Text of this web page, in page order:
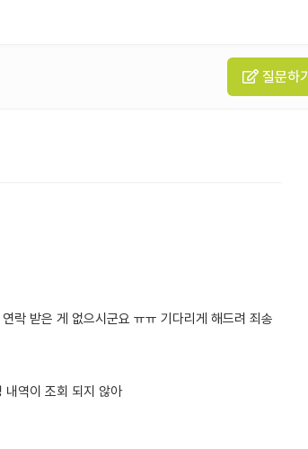
질문하기
락 받은 게 없으시군요 ㅠㅠ 기다리게 해드려 죄송
내역이 조회 되지 않아